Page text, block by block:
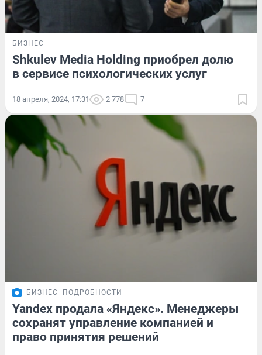
БИЗНЕС
Shkulev Media Holding приобрел долю
в сервисе психологических услуг
18 апреля, 2024, 17:31 2 778 7
БИЗНЕС ПОДРОБНОСТИ
Yandex продала «Яндекс». Менеджеры
сохранят управление компанией и
право принятия решений